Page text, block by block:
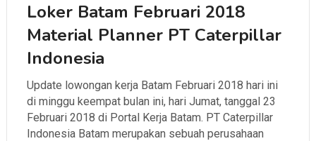
Loker Batam Februari 2018
Material Planner PT Caterpillar
Indonesia
Update lowongan kerja Batam Februari 2018 hari ini
di minggu keempat bulan ini, hari Jumat, tanggal 23
Februari 2018 di Portal Kerja Batam. PT Caterpillar
Indonesia Batam merupakan sebuah perusahaan